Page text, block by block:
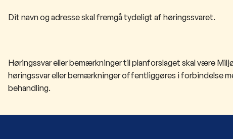
Dit navn og adresse skal fremgå tydeligt af høringssvaret.
Høringssvar eller bemærkninger til planforslaget skal være
høringssvar eller bemærkninger offentliggøres i forbindelse
behandling.